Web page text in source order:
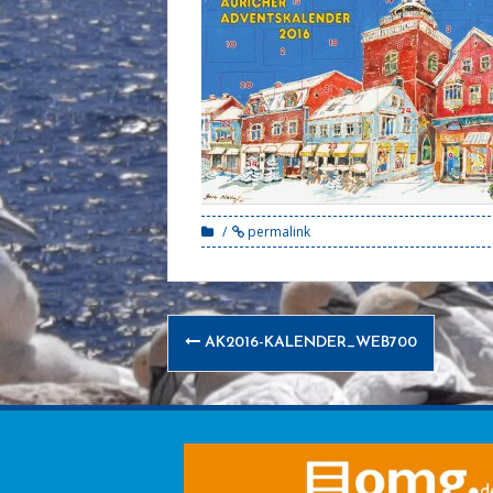
permalink
Post
navigation
AK2016-KALENDER_WEB700